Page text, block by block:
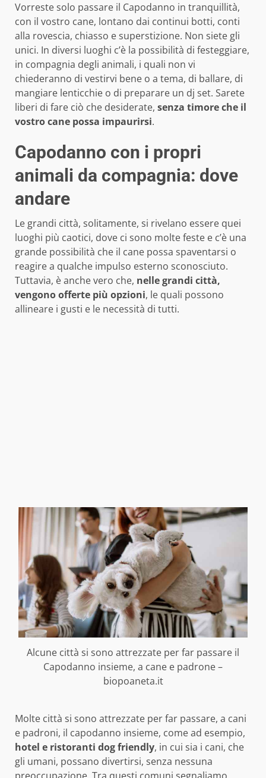
Vorreste solo passare il Capodanno in tranquillità,
con il vostro cane, lontano dai continui botti, conti
alla rovescia, chiasso e superstizione. Non siete gli
unici. In diversi luoghi c’è la possibilità di festeggiare,
in compagnia degli animali, i quali non vi
chiederanno di vestirvi bene o a tema, di ballare, di
mangiare lenticchie o di preparare un dj set. Sarete
liberi di fare ciò che desiderate, senza timore che il
vostro cane possa impaurirsi.
Capodanno con i propri
animali da compagnia: dove
andare
Le grandi città, solitamente, si rivelano essere quei
luoghi più caotici, dove ci sono molte feste e c’è una
grande possibilità che il cane possa spaventarsi o
reagire a qualche impulso esterno sconosciuto.
Tuttavia, è anche vero che, nelle grandi città,
vengono offerte più opzioni, le quali possono
allineare i gusti e le necessità di tutti.
Alcune città si sono attrezzate per far passare il
Capodanno insieme, a cane e padrone –
biopoaneta.it
Molte città si sono attrezzate per far passare, a cani
e padroni, il capodanno insieme, come ad esempio,
hotel e ristoranti dog friendly, in cui sia i cani, che
gli umani, possano divertirsi, senza nessuna